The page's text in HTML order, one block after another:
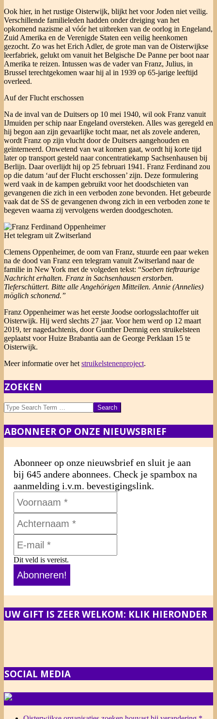
Ook hier, in het rustige Oisterwijk, blijkt het voor Joden niet veilig.
Verschillende familieleden hadden onder dreiging van het
opkomend nazisme al vóór het uitbreken van de oorlog in Engeland,
Zuid Amerika en de Verenigde Staten een veilig heenkomen
gezocht. Zo was het Erich Adler, de grote man van de Oisterwijkse
leerfabriek, gelukt om vanuit het Belgische De Panne per boot naar
Amerika te reizen. Intussen was de vader van Franz, Julius, in
Brussel terechtgekomen waar hij al in 1939 op 65-jarige leeftijd
overleed.
Auf der Flucht erschossen
Na de inval van de Duitsers op 10 mei 1940, wil ook Franz vanuit
IJmuiden per schip naar Engeland oversteken. Alles was geregeld en
hij begon aan zijn gevaarlijke tocht maar, net als zovele anderen,
wordt Franz op zijn vlucht door de Duitsers aangehouden en
geïnterneerd. Onwetend van wat komen gaat, wordt hij korte tijd
later op transport gesteld naar concentratiekamp Sachsenhausen bij
Berlijn. Daar overlijdt hij op 25 februari 1941. Franz Ferdinand zou
op die datum ‘auf der Flucht erschossen’ zijn. Deze formulering
werd vaak in de kampen gebruikt voor het doodschieten van
gevangenen die zich in een verboden zone bevonden. Het gebeurde
vaak dat de SS de gevangenen dwong zich in een verboden zone te
begeven waarna zij vervolgens werden doodgeschoten.
Het telegram uit Zwitserland
Clemens Oppenheimer, de oom van Franz, stuurde een paar weken
na de dood van Franz een telegram vanuit Zwitserland naar de
familie in New York met de volgeden tekst: “Soeben tieftraurige
Nachricht erhalten. Franz in Sachsenhausen erstorben.
Tieferschüttert. Bitte alle Angehörigen Mitteilen. Annie (Annelies)
möglich schonend.”
Franz Oppenheimer was het eerste Joodse oorlogsslachtoffer uit
Oisterwijk. Hij werd slechts 27 jaar. Voor hem werd op 12 maart
2019, ter nagedachtenis, door Gunther Demnig een struikelsteen
geplaatst voor Huize Brabantia aan de George Perklaan 15 te
Oisterwijk.
Meer informatie over hetstruikelstenenproject.
2019-
04-
ZOEKEN
Search
ABONNEER OP ONZE NIEUWSBRIEF
Abonneer op onze nieuwsbrief en sluit je aan
bij 645 andere abonnees. Check je spambox na
aanmelding i.v.m. bevestigingslink.
Dit veld is vereist.
UW GIFT IS ZEER WELKOM: KLIK HIERONDER
SOCIAL MEDIA